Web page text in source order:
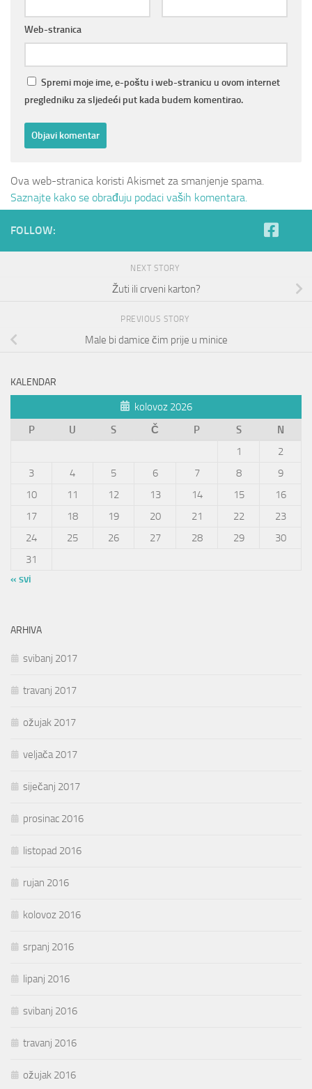
Web-stranica
Spremi moje ime, e-poštu i web-stranicu u ovom internet
pregledniku za sljedeći put kada budem komentirao.
Ova web-stranica koristi Akismet za smanjenje spama.
Saznajte kako se obrađuju podaci vaših komentara.
FOLLOW:
NEXT STORY
Žuti ili crveni karton?
PREVIOUS STORY
Male bi damice čim prije u minice
KALENDAR
kolovoz 2026
P
U S Č P S
N
1
2
3
4 5 6 7 8
9
10
11 12 13 14 15
16
17
18 19 20 21 22
23
24
25 26 27 28 29
30
31
« svi
ARHIVA
svibanj 2017
travanj 2017
ožujak 2017
veljača 2017
siječanj 2017
prosinac 2016
listopad 2016
rujan 2016
kolovoz 2016
srpanj 2016
lipanj 2016
svibanj 2016
travanj 2016
ožujak 2016